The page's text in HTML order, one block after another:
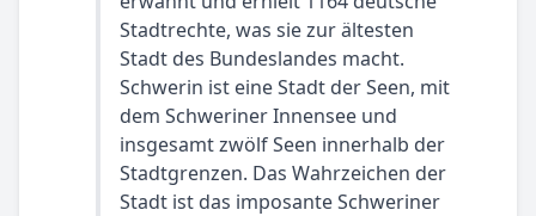
Stadtrechte, was sie zur ältesten
Stadt des Bundeslandes macht.
Schwerin ist eine Stadt der Seen, mit
dem Schweriner Innensee und
insgesamt zwölf Seen innerhalb der
Stadtgrenzen. Das Wahrzeichen der
Stadt ist das imposante Schweriner